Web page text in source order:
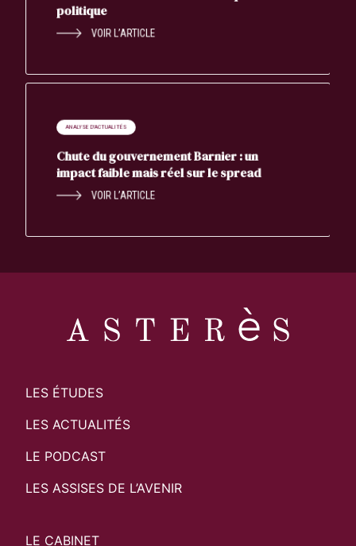
politique
VOIR L’ARTICLE
ANALYSE D'ACTUALITÉS
Chute du gouvernement Barnier : un
impact faible mais réel sur le spread
VOIR L’ARTICLE
LES ÉTUDES
LES ACTUALITÉS
LE PODCAST
LES ASSISES DE L’AVENIR
LE CABINET